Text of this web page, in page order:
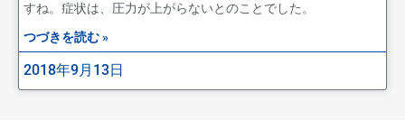
すね。症状は、圧力が上がらないとのことでした。
つづきを読む »
2018年9月13日